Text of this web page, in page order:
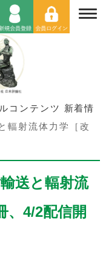
コンテンツ 新着情
輻射流体力学［改
送と輻射流
、4/2配信開